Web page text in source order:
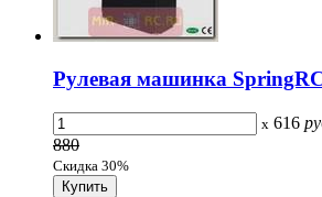
Рулевая машинка
x 616
880
Скидка 30%